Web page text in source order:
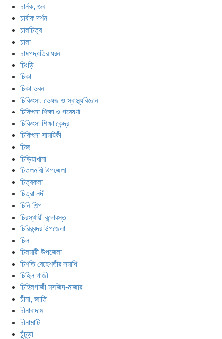
চার্নক, জব
চার্বাক দর্শন
চালচিত্র
চালা
চাষপদ্ধতির ধরন
চিংড়ি
চিকা
চিকা ভবন
চিকিৎসা, ভেষজ ও স্বাস্থ্যবিজ্ঞান
চিকিৎসা শিক্ষা ও গবেষণা
চিকিৎসা শিক্ষা কেন্দ্র
চিকিৎসা সাময়িকী
চিজ
চিড়িয়াখানা
চিতলমারী উপজেলা
চিত্রকলা
চিত্রা নদী
চিনি শিল্প
চিরস্থায়ী বন্দোবস্ত
চিরিরবন্দর উপজেলা
চিল
চিলমারী উপজেলা
চিশতি বেহেশতীর সমাধি
চিহিল গাজী
চিহিলগাজী মসজিদ-মাজার
চীনা, জাতি
চীনাবাদাম
চীনামাটি
চুঁচুড়া